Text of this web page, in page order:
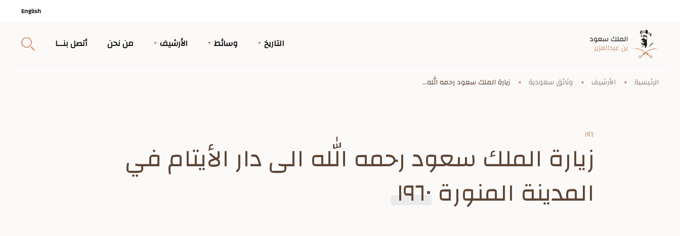
English
التاريخ وسائط الأرشيف من نحن أتصل بنــا
الرئيسية الأرشيف وثائق سعودية زيارة الملك سعود رحمه الله...
١٩٦٠
زيارة الملك سعود رحمه الله الى دار الأيتام في
المدينة المنورة ١٩٦٠